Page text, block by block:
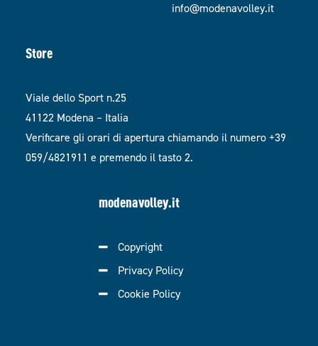
info@modenavolley.it
Store
Viale dello Sport n.25
41122 Modena – Italia
Verificare gli orari di apertura chiamando il numero +39
059/4821911 e premendo il tasto 2.
modenavolley.it
Copyright
Privacy Policy
Cookie Policy